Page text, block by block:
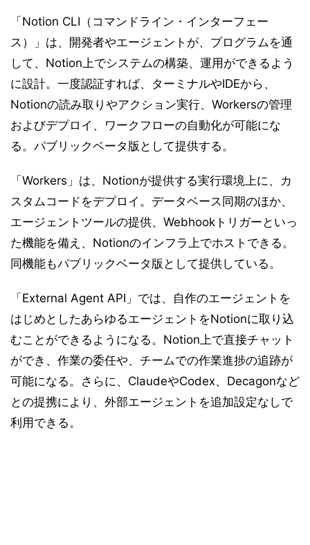
「Notion CLI（コマンドライン・インターフェー
ス）」は、開発者やエージェントが、プログラムを通
して、Notion上でシステムの構築、運用ができるよう
に設計。一度認証すれば、ターミナルやIDEから、
Notionの読み取りやアクション実行、Workersの管理
およびデプロイ、ワークフローの自動化が可能にな
る。パブリックベータ版として提供する。
「Workers」は、Notionが提供する実行環境上に、カ
スタムコードをデプロイ。データベース同期のほか、
エージェントツールの提供、Webhookトリガーといっ
た機能を備え、Notionのインフラ上でホストできる。
同機能もパブリックベータ版として提供している。
「External Agent API」では、自作のエージェントを
はじめとしたあらゆるエージェントをNotionに取り込
むことができるようになる。Notion上で直接チャット
ができ、作業の委任や、チームでの作業進捗の追跡が
可能になる。さらに、ClaudeやCodex、Decagonなど
との提携により、外部エージェントを追加設定なしで
利用できる。